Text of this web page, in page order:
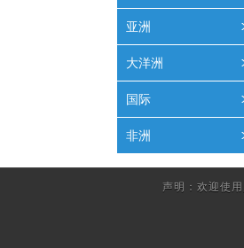
亚洲
大洋洲
国际
非洲
声明：欢迎使用